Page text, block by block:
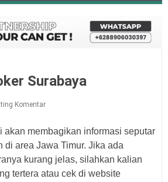
Surabaya
Komentar
akan membagikan informasi seputar
di area Jawa Timur. Jika ada
kurang jelas, silahkan kalian
tertera atau cek di website